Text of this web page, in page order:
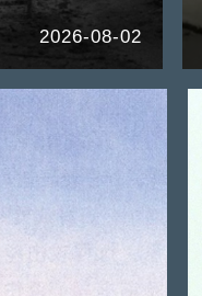
2026-08-02